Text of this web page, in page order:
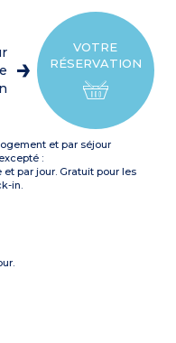
VOTRE
RÉSERVATION
et par séjour
:
et par jour. Gratuit pour les
in.